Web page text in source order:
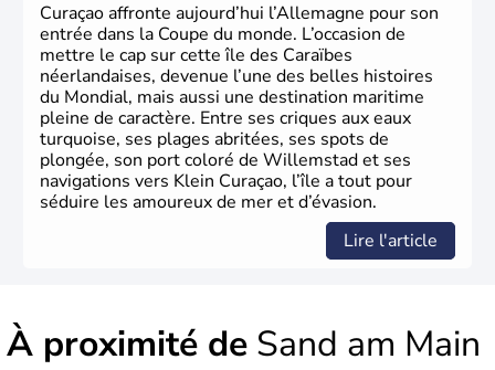
Curaçao affronte aujourd’hui l’Allemagne pour son
entrée dans la Coupe du monde. L’occasion de
mettre le cap sur cette île des Caraïbes
néerlandaises, devenue l’une des belles histoires
du Mondial, mais aussi une destination maritime
pleine de caractère. Entre ses criques aux eaux
turquoise, ses plages abritées, ses spots de
plongée, son port coloré de Willemstad et ses
navigations vers Klein Curaçao, l’île a tout pour
séduire les amoureux de mer et d’évasion.
Lire l'article
À proximité de Sand am Main